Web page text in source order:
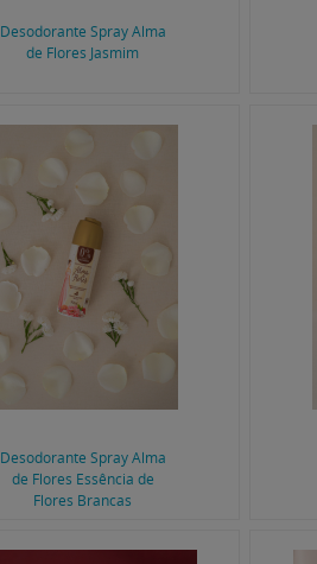
Desodorante Spray Alma
de Flores Jasmim
Desodorante Spray Alma
de Flores Essência de
Flores Brancas